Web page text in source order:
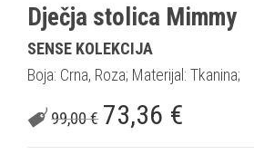
Dječja stolica Mimmy
SENSE KOLEKCIJA
Boja: Crna, Roza; Materijal: Tkanina;
99,00€ 73,36 €